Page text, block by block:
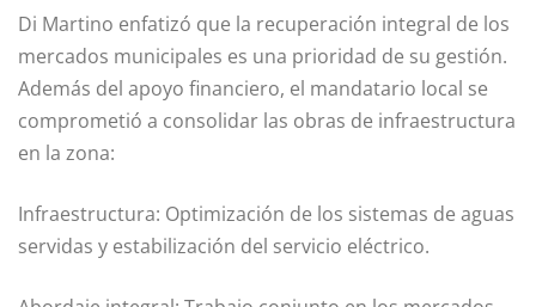
Di Martino enfatizó que la recuperación integral de los
mercados municipales es una prioridad de su gestión.
Además del apoyo financiero, el mandatario local se
comprometió a consolidar las obras de infraestructura
en la zona:
Infraestructura: Optimización de los sistemas de aguas
servidas y estabilización del servicio eléctrico.